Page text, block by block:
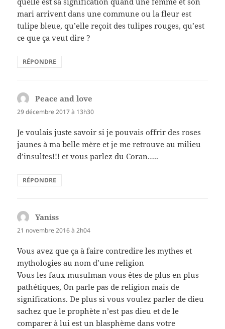
mari arrivent dans une commune ou la fleur est
tulipe bleue, qu’elle reçoit des tulipes rouges, qu’est
ce que ça veut dire ?
RÉPONDRE
Peace and love
29 décembre 2017 à 13h30
Je voulais juste savoir si je pouvais offrir des roses
jaunes à ma belle mère et je me retrouve au milieu
d’insultes!!! et vous parlez du Coran…..
RÉPONDRE
Yaniss
21 novembre 2016 à 2h04
Vous avez que ça à faire contredire les mythes et
mythologies au nom d’une religion
Vous les faux musulman vous êtes de plus en plus
pathétiques, On parle pas de religion mais de
significations. De plus si vous voulez parler de dieu
sachez que le prophète n’est pas dieu et de le
comparer à lui est un blasphème dans votre